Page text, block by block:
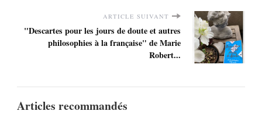
ARTICLE SUIVANT
"Descartes pour les jours de doute et autres
philosophies à la française" de Marie
Robert...
Articles recommandés